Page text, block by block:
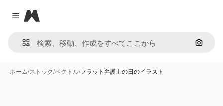
Close menu
Magnific
画像で
ホーム/ストック/ベクトル/フラット弁護士の日のイラスト